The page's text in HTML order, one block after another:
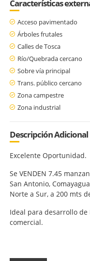
Características
Acceso pavimentado
Árboles frutales
Calles de Tosca
Río/Quebrada cercano
Sobre vía principal
Trans. público cercano
Zona campestre
Zona industrial
Descripción Adicional
Excelente Oportunidad.
Se VENDEN 7.45
San Antonio,
Norte a Sur, a 200 mts
Ideal para desarrollo de
comercial.